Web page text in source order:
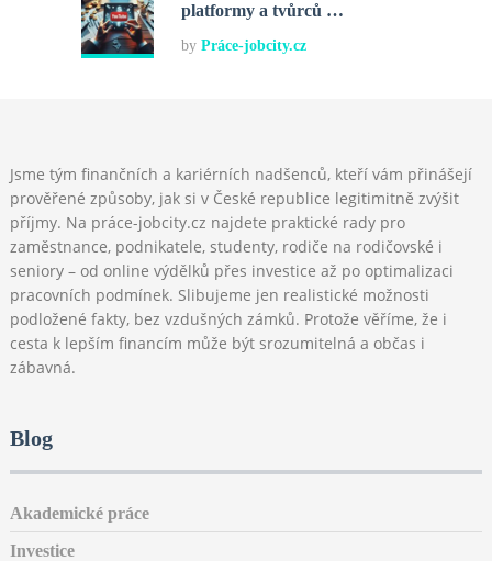
platformy a tvůrců …
byPráce-jobcity.cz
Jsme tým finančních a kariérních nadšenců, kteří vám přinášejí
prověřené způsoby, jak si v České republice legitimitně zvýšit
příjmy. Na práce-jobcity.cz najdete praktické rady pro
zaměstnance, podnikatele, studenty, rodiče na rodičovské i
seniory – od online výdělků přes investice až po optimalizaci
pracovních podmínek. Slibujeme jen realistické možnosti
podložené fakty, bez vzdušných zámků. Protože věříme, že i
cesta k lepším financím může být srozumitelná a občas i
zábavná.
Blog
Akademické práce
Investice